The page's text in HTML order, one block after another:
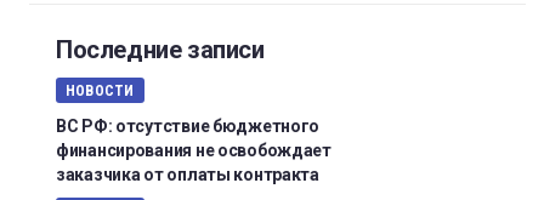
Последние записи
НОВОСТИ
ВС РФ: отсутствие бюджетного
финансирования не освобождает
заказчика от оплаты контракта